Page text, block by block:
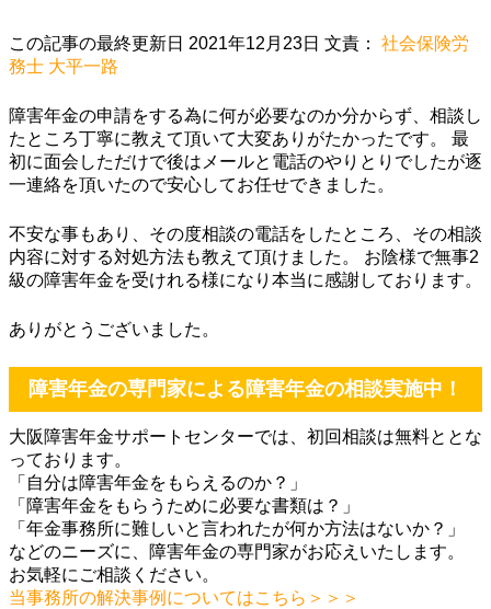
この記事の最終更新日 2021年12月23日 文責： 社会保険労
務士 大平一路
障害年金の申請をする為に何が必要なのか分からず、相談し
たところ丁寧に教えて頂いて大変ありがたかったです。 最
初に面会しただけで後はメールと電話のやりとりでしたが逐
一連絡を頂いたので安心してお任せできました。
不安な事もあり、その度相談の電話をしたところ、その相談
内容に対する対処方法も教えて頂けました。 お陰様で無事2
級の障害年金を受けれる様になり本当に感謝しております。
ありがとうございました。
障害年金の専門家による障害年金の相談実施中！
大阪障害年金サポートセンターでは、初回相談は無料ととな
っております。
「自分は障害年金をもらえるのか？」
「障害年金をもらうために必要な書類は？」
「年金事務所に難しいと言われたが何か方法はないか？」
などのニーズに、障害年金の専門家がお応えいたします。
お気軽にご相談ください。
当事務所の解決事例についてはこちら＞＞＞